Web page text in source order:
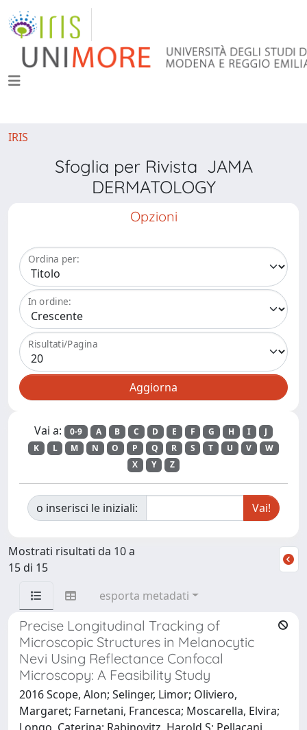
IRIS
Sfoglia per Rivista JAMA
DERMATOLOGY
Opzioni
Ordina per:
In ordine:
Risultati/Pagina
Vai a: 0-9 A B C D E F G H I
J
K
L M N O P Q R S T U V
W
X
Y Z
o inserisci le iniziali:
Mostrati risultati da 10 a
15 di 15
esporta metadati
Precise Longitudinal Tracking of
Microscopic Structures in Melanocytic
Nevi Using Reflectance Confocal
Microscopy: A Feasibility Study
2016 Scope, Alon; Selinger, Limor; Oliviero,
Margaret; Farnetani, Francesca; Moscarella, Elvira;
Longo, Caterina; Rabinovitz, Harold S; Pellacani,